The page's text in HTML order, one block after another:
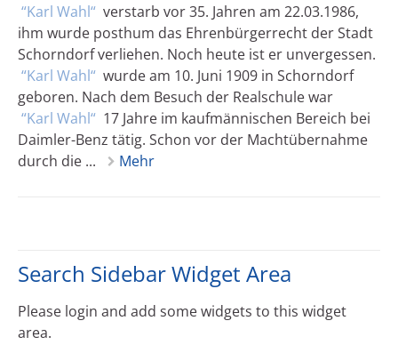
Karl Wahl
verstarb vor 35. Jahren am 22.03.1986,
ihm wurde posthum das Ehrenbürgerrecht der Stadt
Schorndorf verliehen. Noch heute ist er unvergessen.
Karl Wahl
wurde am 10. Juni 1909 in Schorndorf
geboren. Nach dem Besuch der Realschule war
Karl Wahl
17 Jahre im kaufmännischen Bereich bei
Daimler-Benz tätig. Schon vor der Machtübernahme
durch die ...
Mehr
Search Sidebar Widget Area
Please login and add some widgets to this widget
area.